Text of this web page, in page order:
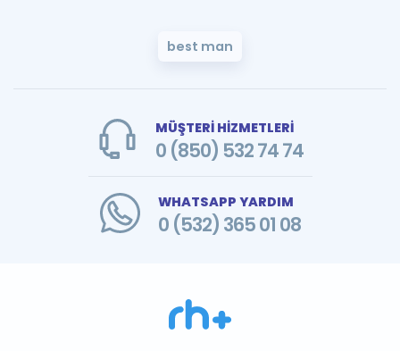
best man
MÜŞTERİ HİZMETLERİ
0 (850) 532 74 74
WHATSAPP YARDIM
0 (532) 365 01 08